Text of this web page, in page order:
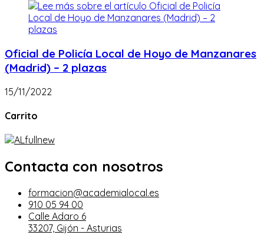
Oficial de Policía Local de Hoyo de Manzanares
(Madrid) – 2 plazas
15/11/2022
Carrito
Contacta con nosotros
formacion@academialocal.es
910 05 94 00
Calle Adaro 6
33207, Gijón - Asturias